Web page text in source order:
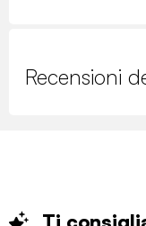
Recensioni